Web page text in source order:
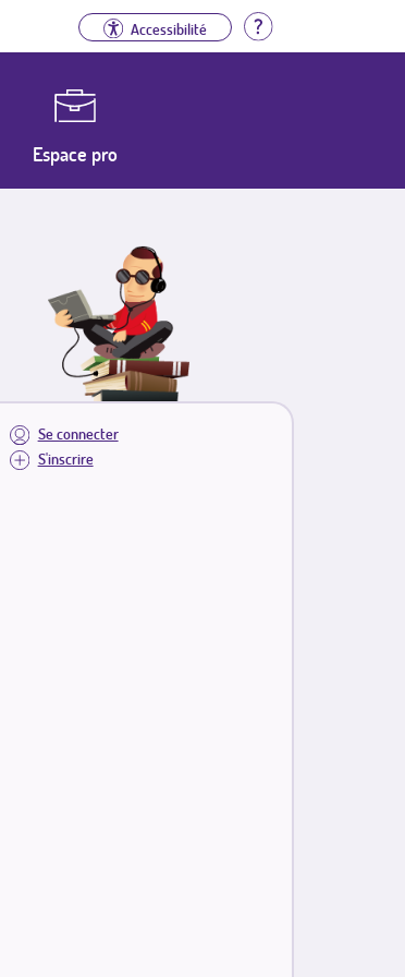
Accessibilité Aide
Espace pro
Se connecter
S'inscrire